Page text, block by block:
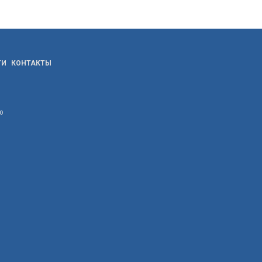
КОНТАКТЫ